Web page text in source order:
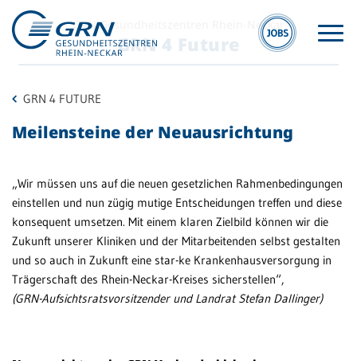
GRN
Der Verbund
Medizinische
Fachzentren
Medizinische
Veranstaltungen
GRN Gesundheitszentren Rhein-Neckar
GRN 4 Future
GRN 4 FUTURE
Meilensteine der Neuausrichtung
„Wir müssen uns auf die neuen gesetzlichen Rahmenbedingungen
einstellen und nun zügig mutige Entscheidungen treffen und diese
konsequent umsetzen. Mit einem klaren Zielbild können wir die
Zukunft unserer Kliniken und der Mitarbeitenden selbst gestalten
und so auch in Zukunft eine star-ke Krankenhausversorgung in
Trägerschaft des Rhein-Neckar-Kreises sicherstellen“,
(GRN-Aufsichtsratsvorsitzender und Landrat Stefan Dallinger)